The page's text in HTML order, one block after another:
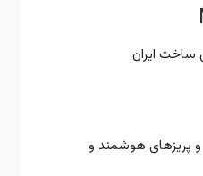
ساخت ایران.
پریزهای هوشمند و